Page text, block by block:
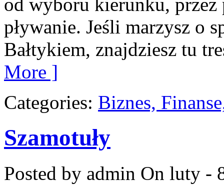
pływanie. Jeśli marzysz o
Bałtykiem, znajdziesz tu
More ]
Categories: Biznes,
Szamotuły
Posted by admin On luty -